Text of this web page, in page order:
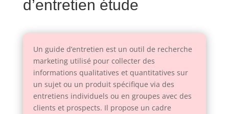
d’entretien étude
Un guide d’entretien est un outil de recherche
marketing utilisé pour collecter des
informations qualitatives et quantitatives sur
un sujet ou un produit spécifique via des
entretiens individuels ou en groupes avec des
clients et prospects. Il propose un cadre